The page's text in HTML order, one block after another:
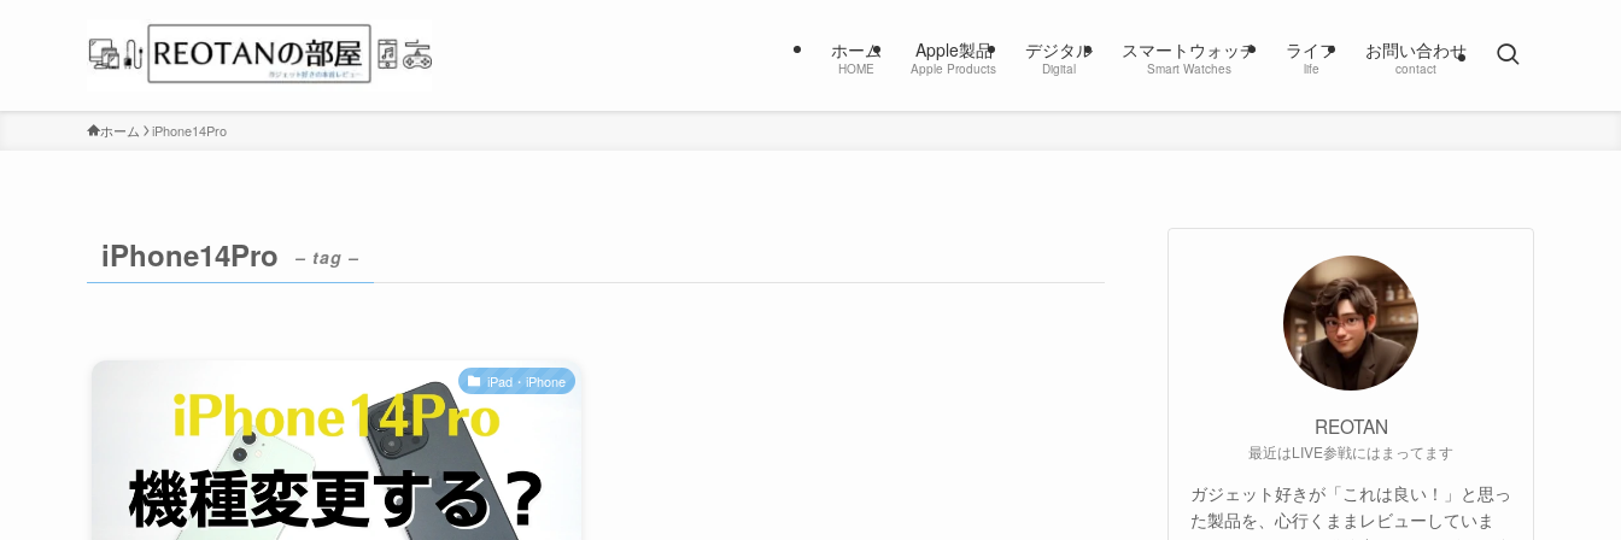
ホーム
HOME
Apple製品
Apple Products
デジタル
Digital
スマートウォッチ
Smart Watches
ライフ
life
お問い合わせ
contact
ホーム iPhone14Pro
iPhone14Pro – tag –
iPad・iPhone
REOTAN
最近はLIVE参戦にはまってます
ガジェット好きが「これは良い！」と思っ
た製品を、心行くままレビューしていま